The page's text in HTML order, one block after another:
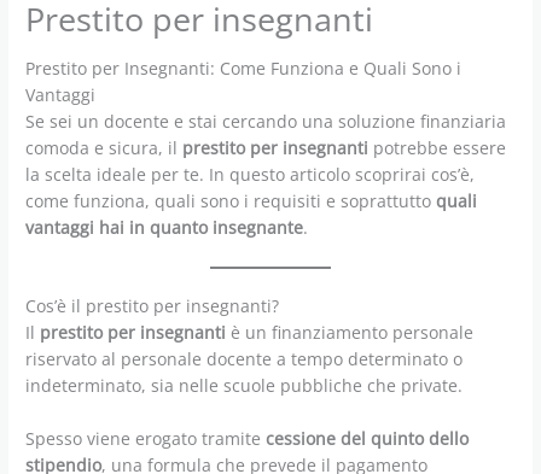
Prestito per insegnanti
Prestito per Insegnanti: Come Funziona e Quali Sono i
Vantaggi
Se sei un docente e stai cercando una soluzione finanziaria
comoda e sicura, il prestito per insegnanti potrebbe essere
la scelta ideale per te. In questo articolo scoprirai cos’è,
come funziona, quali sono i requisiti e soprattuttoquali
vantaggi hai in quanto insegnante.
Cos’è il prestito per insegnanti?
Il prestito per insegnanti è un finanziamento personale
riservato al personale docente a tempo determinato o
indeterminato, sia nelle scuole pubbliche che private.
Spesso viene erogato tramitecessione del quinto dello
stipendio, una formula che prevede il pagamento